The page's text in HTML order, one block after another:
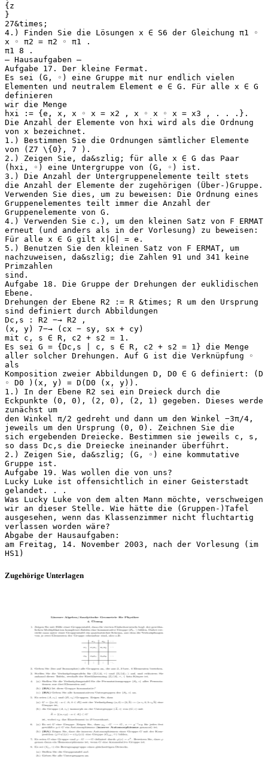
{z
}
27&times;
4.) Finden Sie die Lösungen x ∈ S6 der Gleichung π1 ◦
x ◦ π2 = π2 ◦ π1 .
π1 8 .
— Hausaufgaben —
Aufgabe 17. Der kleine Fermat.
Es sei (G, ◦) eine Gruppe mit nur endlich vielen
Elementen und neutralem Element e ∈ G. Für alle x ∈ G
definieren
wir die Menge
hxi := {e, x, x ◦ x = x2 , x ◦ x ◦ x = x3 , . . .}.
Die Anzahl der Elemente von hxi wird als die Ordnung
von x bezeichnet.
1.) Bestimmen Sie die Ordnungen sämtlicher Elemente
von (Z7 \{0}, 7 ).
2.) Zeigen Sie, da&szlig; für alle x ∈ G das Paar
(hxi, ◦) eine Untergruppe von (G, ◦) ist.
3.) Die Anzahl der Untergruppenelemente teilt stets
die Anzahl der Elemente der zugehörigen (Über-)Gruppe.
Verwenden Sie dies, um zu beweisen: Die Ordnung eines
Gruppenelementes teilt immer die Anzahl der
Gruppenelemente von G.
4.) Verwenden Sie c.), um den kleinen Satz von F ERMAT
erneut (und anders als in der Vorlesung) zu beweisen:
Für alle x ∈ G gilt x|G| = e.
5.) Benutzen Sie den kleinen Satz von F ERMAT, um
nachzuweisen, da&szlig; die Zahlen 91 und 341 keine
Primzahlen
sind.
Aufgabe 18. Die Gruppe der Drehungen der euklidischen
Ebene.
Drehungen der Ebene R2 := R &times; R um den Ursprung
sind definiert durch Abbildungen
Dc,s : R2 −→ R2 ,
(x, y) 7−→ (cx − sy, sx + cy)
mit c, s ∈ R, c2 + s2 = 1.
Es sei G = {Dc,s | c, s ∈ R, c2 + s2 = 1} die Menge
aller solcher Drehungen. Auf G ist die Verknüpfung ◦
als
Komposition zweier Abbildungen D, D0 ∈ G definiert: (D
◦ D0 )(x, y) = D(D0 (x, y)).
1.) In der Ebene R2 sei ein Dreieck durch die
Eckpunkte (0, 0), (2, 0), (2, 1) gegeben. Dieses werde
zunächst um
den Winkel π/2 gedreht und dann um den Winkel −3π/4,
jeweils um den Ursprung (0, 0). Zeichnen Sie die
sich ergebenden Dreiecke. Bestimmen sie jeweils c, s,
so dass Dc,s die Dreiecke ineinander überführt.
2.) Zeigen Sie, da&szlig; (G, ◦) eine kommutative
Gruppe ist.
Aufgabe 19. Was wollen die von uns?
Lucky Luke ist offensichtlich in einer Geisterstadt
gelandet. . .
Was Lucky Luke von dem alten Mann möchte, verschweigen
wir an dieser Stelle. Wie hätte die (Gruppen-)Tafel
ausgesehen, wenn das Klassenzimmer nicht fluchtartig
verlassen worden wäre?
Abgabe der Hausaufgaben:
am Freitag, 14. November 2003, nach der Vorlesung (im
Zugehörige Unterlagen